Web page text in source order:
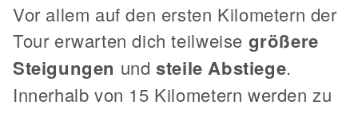
Vor allem auf den ersten Kilometern der
Tour erwarten dich teilweise größere
Steigungen undsteile Abstiege.
Innerhalb von 15 Kilometern werden zu